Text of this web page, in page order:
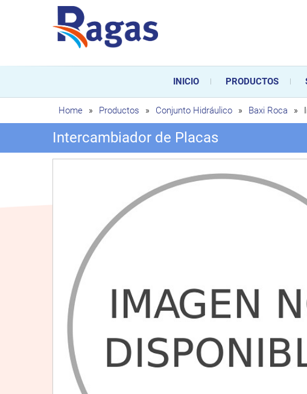
Ragas
Ragas S.L es una empresa
durante toda la vida útil de sus
INICIO PRODUCTOS
Home » Productos » Conjunto Hidráulico » Baxi Roca »
Intercambiador de Placas